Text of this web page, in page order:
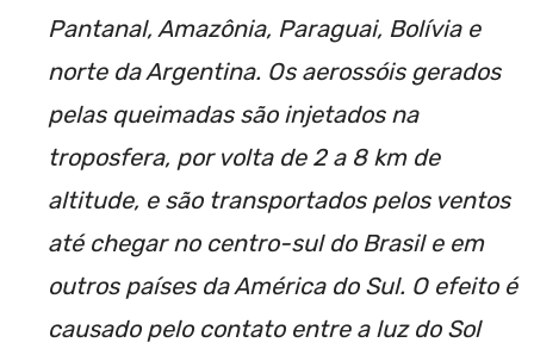
Pantanal, Amazônia, Paraguai, Bolívia e
norte da Argentina. Os aerossóis gerados
pelas queimadas são injetados na
troposfera, por volta de 2 a 8 km de
altitude, e são transportados pelos ventos
até chegar no centro-sul do Brasil e em
outros países da América do Sul. O efeito é
causado pelo contato entre a luz do Sol